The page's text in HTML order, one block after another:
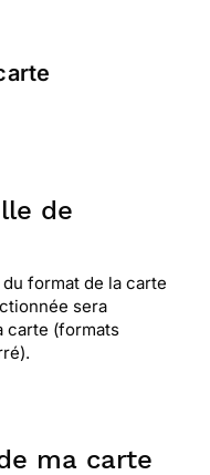
de
format de la carte
sera
carte (formats
ma carte